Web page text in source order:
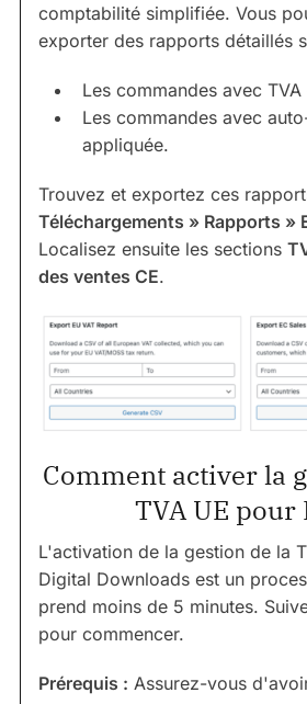
comptabilité simplifiée. Vous
exporter des rapports détaillés
Les commandes avec
Les commandes avec
appliquée.
Trouvez et exportez ces
Téléchargements » Rapports »
Localisez ensuite les sections
des ventes CE.
Comment activer la
TVA UE pour
L'activation de la gestion de la
Digital Downloads est un
prend moins de 5 minutes.
pour commencer.
Prérequis : Assurez-vous